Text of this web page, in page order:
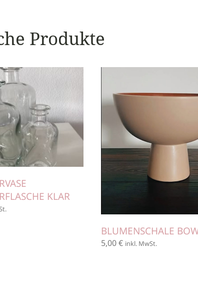
Produkte
KLAR
BLUMENSCHALE
5,00€ inkl. MwSt.